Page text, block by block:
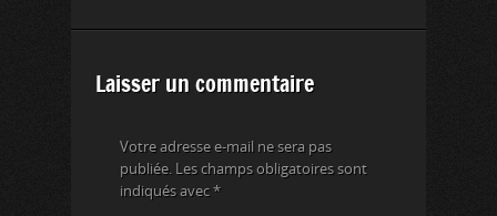
Laisser un commentaire
Votre adresse e-mail ne sera pas
publiée. Les champs obligatoires sont
indiqués avec *